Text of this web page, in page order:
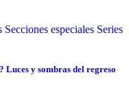
Secciones especiales Series
Luces y sombras del regreso